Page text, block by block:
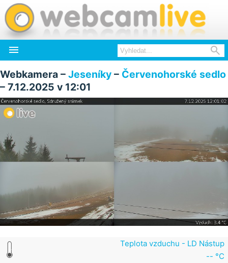
 
Webkamera – Jeseníky – Červenohorské sedlo
– 7.12.2025 v 12:01
Teplota vzduchu - LD Nástup
-- °C